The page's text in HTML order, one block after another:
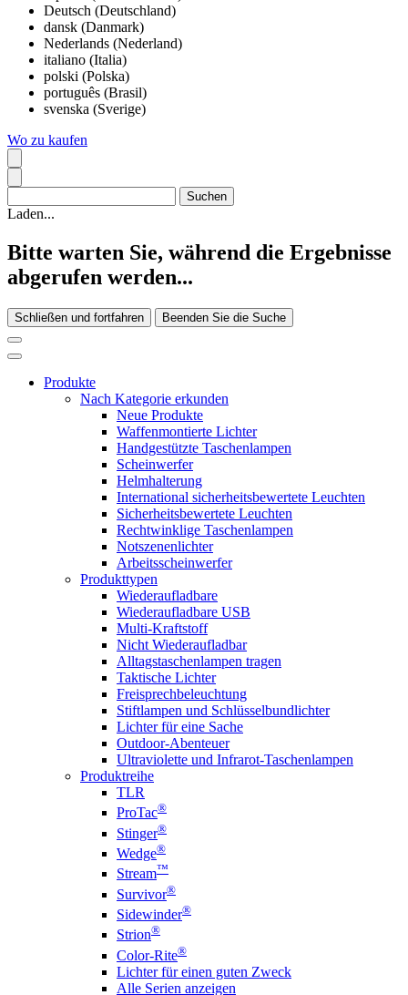
Deutsch (Deutschland)
dansk (Danmark)
Nederlands (Nederland)
italiano (Italia)
polski (Polska)
português (Brasil)
svenska (Sverige)
Wo zu kaufen
Laden...
Bitte warten Sie, während die Ergebnisse
abgerufen werden...
Schließen und fortfahren Beenden Sie die Suche
Produkte
Nach Kategorie erkunden
Neue Produkte
Waffenmontierte Lichter
Handgestützte Taschenlampen
Scheinwerfer
Helmhalterung
International sicherheitsbewertete Leuchten
Sicherheitsbewertete Leuchten
Rechtwinklige Taschenlampen
Notszenenlichter
Arbeitsscheinwerfer
Produkttypen
Wiederaufladbare
Wiederaufladbare USB
Multi-Kraftstoff
Nicht Wiederaufladbar
Alltagstaschenlampen tragen
Taktische Lichter
Freisprechbeleuchtung
Stiftlampen und Schlüsselbundlichter
Lichter für eine Sache
Outdoor-Abenteuer
Ultraviolette und Infrarot-Taschenlampen
Produktreihe
TLR
ProTac®
Stinger®
Wedge®
Stream™
Survivor®
Sidewinder®
Strion®
Color-Rite®
Lichter für einen guten Zweck
Alle Serien anzeigen